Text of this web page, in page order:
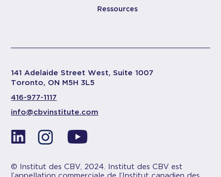
Ressources
141 Adelaide Street West, Suite 1007
Toronto, ON M5H 3L5
416-977-1117
info@cbvinstitute.com
© Institut des CBV, 2024. Institut des CBV est